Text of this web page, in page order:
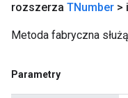
rozszerza TNumber >
Metoda fabryczna
Parametry